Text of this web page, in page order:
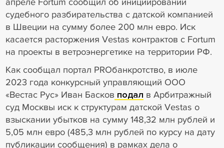
судебного разбирательства с датской компанией
в Швеции на сумму более 200 млн евро. Иск
касается расторжения Vestas контрактов с Fortum
на проекты в ветроэнергетике на территории РФ.
Как сообщал портал PROбанкротство, в июле
2023 года конкурсный управляющий ООО
«Вестас Рус» Иван Басков подал в Арбитражный
суд Москвы иск к структурам датской Vestas о
взыскании убытков на сумму 148,32 млн рублей и
5,05 млн евро (485,3 млн рублей по курсу на дату
публикации сообщения) в рамках дела о